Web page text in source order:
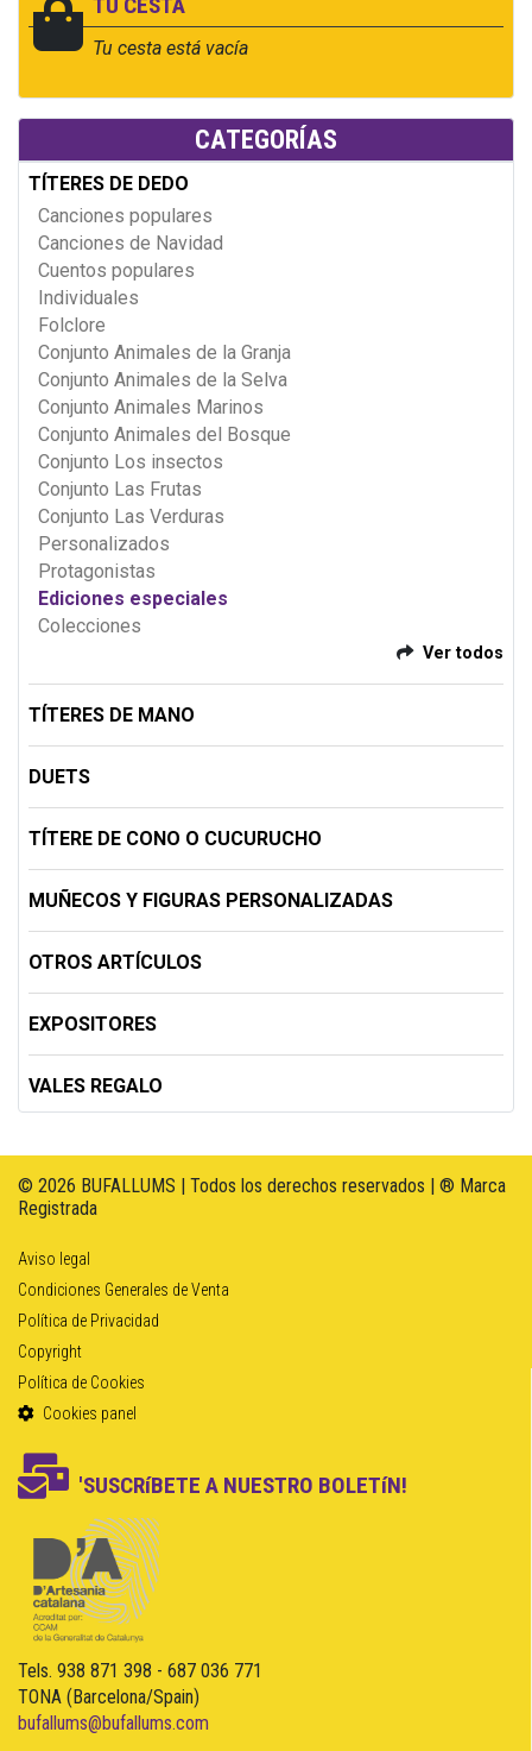
Tu cesta está vacía
CATEGORÍAS
TÍTERES DE DEDO
Canciones populares
Canciones de Navidad
Cuentos populares
Individuales
Folclore
Conjunto Animales de la Granja
Conjunto Animales de la Selva
Conjunto Animales Marinos
Conjunto Animales del Bosque
Conjunto Los insectos
Conjunto Las Frutas
Conjunto Las Verduras
Personalizados
Protagonistas
Ediciones especiales
Colecciones
Ver todos
TÍTERES DE MANO
DUETS
TÍTERE DE CONO O CUCURUCHO
MUÑECOS Y FIGURAS PERSONALIZADAS
OTROS ARTÍCULOS
EXPOSITORES
VALES REGALO
© 2026 BUFALLUMS | Todos los derechos reservados | ® Marca
Registrada
Aviso legal
Condiciones Generales de Venta
Política de Privacidad
Copyright
Política de Cookies
Cookies panel
'SUSCRíBETE A NUESTRO BOLETíN!
Tels. 938 871 398 - 687 036 771
TONA (Barcelona/Spain)
bufallums@bufallums.com